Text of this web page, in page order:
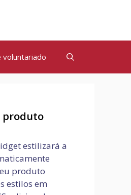
voluntariado
produto
estilizará a
produto
estilos em